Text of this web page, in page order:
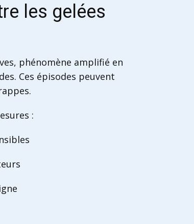
les gelées
phénomène amplifié en
Ces épisodes peuvent
: